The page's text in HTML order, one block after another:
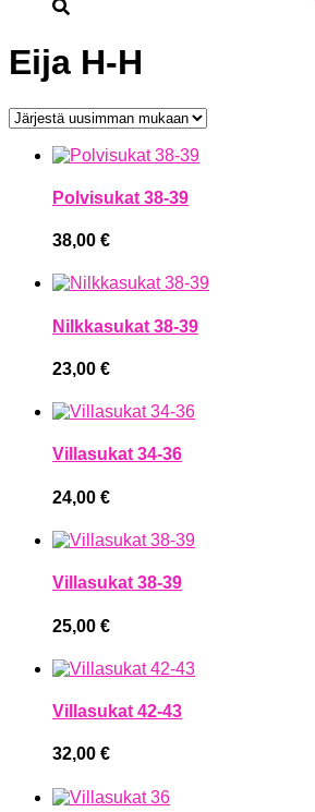
Eija H-H
Polvisukat 38-39
38,00 €
Nilkkasukat 38-39
23,00 €
Villasukat 34-36
24,00 €
Villasukat 38-39
25,00 €
Villasukat 42-43
32,00 €